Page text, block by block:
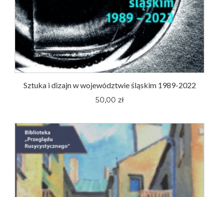
Sztuka i dizajn w województwie śląskim 1989-2022
50,00 zł